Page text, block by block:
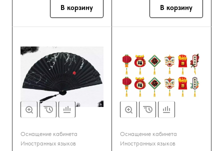
В корзину В корзину
Оснащение кабинета
Иностранных языков
Оснащение кабинета
Иностранных языков